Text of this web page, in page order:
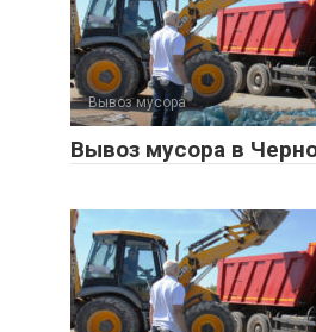
Вывоз мусора
Вывоз мусора в